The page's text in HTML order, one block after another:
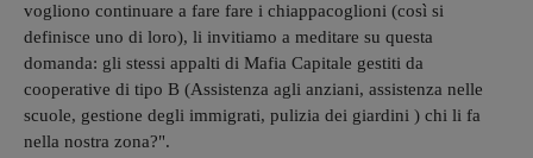
vogliono continuare a fare fare i chiappacoglioni (così si
definisce uno di loro), li invitiamo a meditare su questa
domanda: gli stessi appalti di Mafia Capitale gestiti da
cooperative di tipo B (Assistenza agli anziani, assistenza nelle
scuole, gestione degli immigrati, pulizia dei giardini ) chi li fa
nella nostra zona?".